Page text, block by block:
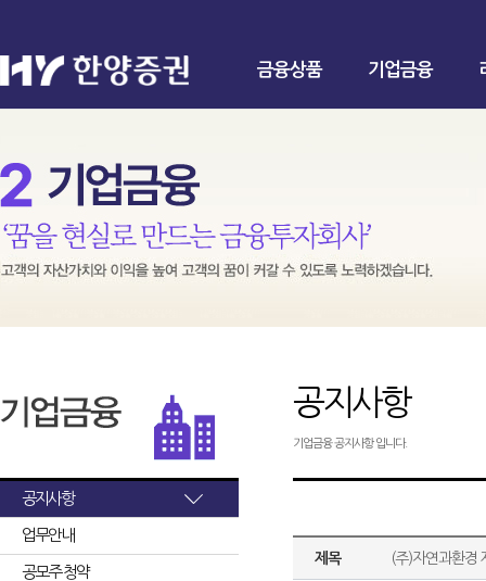
금융상품 기업금융
공지사항
업무안내
공모주 청약
공지사항
기업금융 공지사항 입니다.
제목 (주)자연과환경